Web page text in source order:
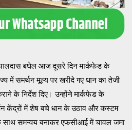
बघेल आज दूसरे दिन मार्कफेड के
में समर्थन मूल्य पर खरीदे गए धान का तेजी
के निर्देश दिए। उन्होंने मार्कफेड के
केंद्रों में शेष बचे धान के उठाव और कस्टम
साथ समन्वय बनाकर एफसीआई में चावल जमा